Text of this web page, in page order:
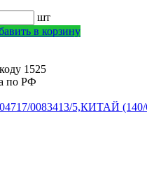
шт
в корзину
1525
по РФ
0083413/5,КИТАЙ